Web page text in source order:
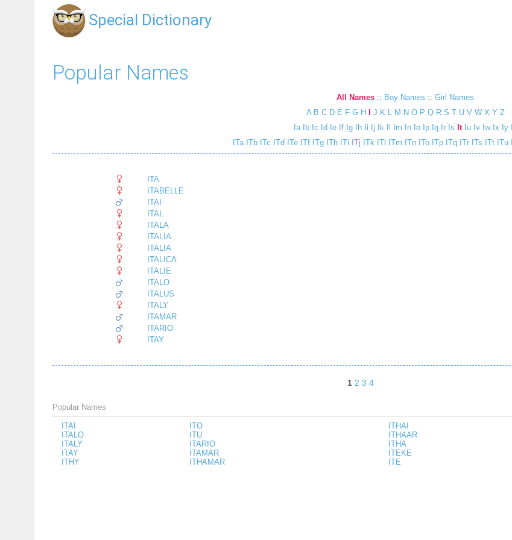
Special Dictionary
Popular Names
All Names :: Boy Names :: Girl Names
A B C D E F G H J K M N O P Q R S T U V W X Y Z
Ia
Ib Ic Id Ie If Ig Ih Ii Ij Ik Im In Io Ip Iq Ir Is It Iu Iv Iw Ix Iy
ITa ITb ITc ITd ITe ITf ITg ITh ITi ITj ITk ITl ITm ITn ITo ITp ITq ITr ITs ITt ITu
ITA
ITABELLE
ITAI
ITAL
ITALA
ITALIA
ITALIA
ITALICA
ITALIE
ITALO
ITALUS
ITALY
ITAMAR
ITARIO
ITAY
1 2 3 4
Popular Names
ITAI
ITALO
ITALY
ITAY
ITHY
ITO
ITU
ITARIO
ITAMAR
ITHAMAR
ITHAI
ITHAAR
ITHA
ITEKE
ITE